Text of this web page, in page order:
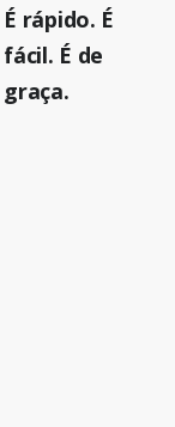
É rápido. É
fácil. É de
graça.